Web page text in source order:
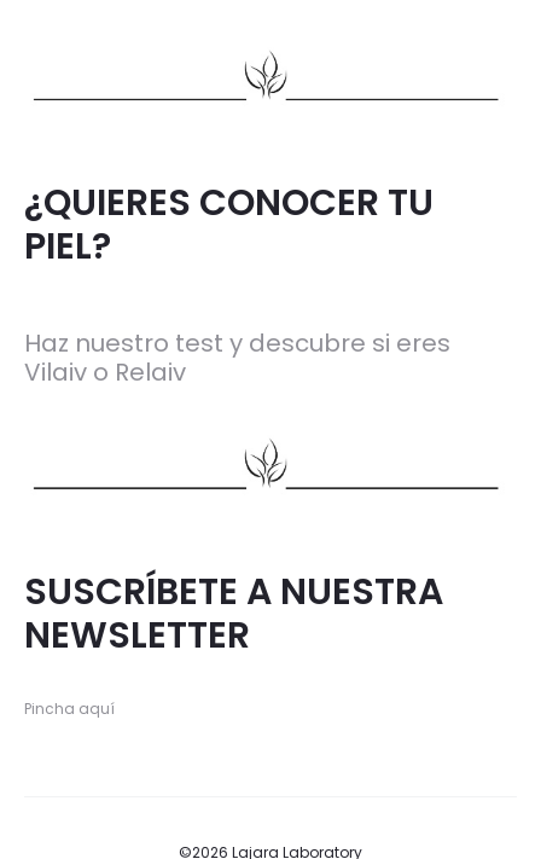
¿QUIERES CONOCER TU
PIEL?
Haz nuestro test y descubre si eres
Vilaiv o Relaiv
SUSCRÍBETE A NUESTRA
NEWSLETTER
Pincha aquí
©2026 Lajara Laboratory